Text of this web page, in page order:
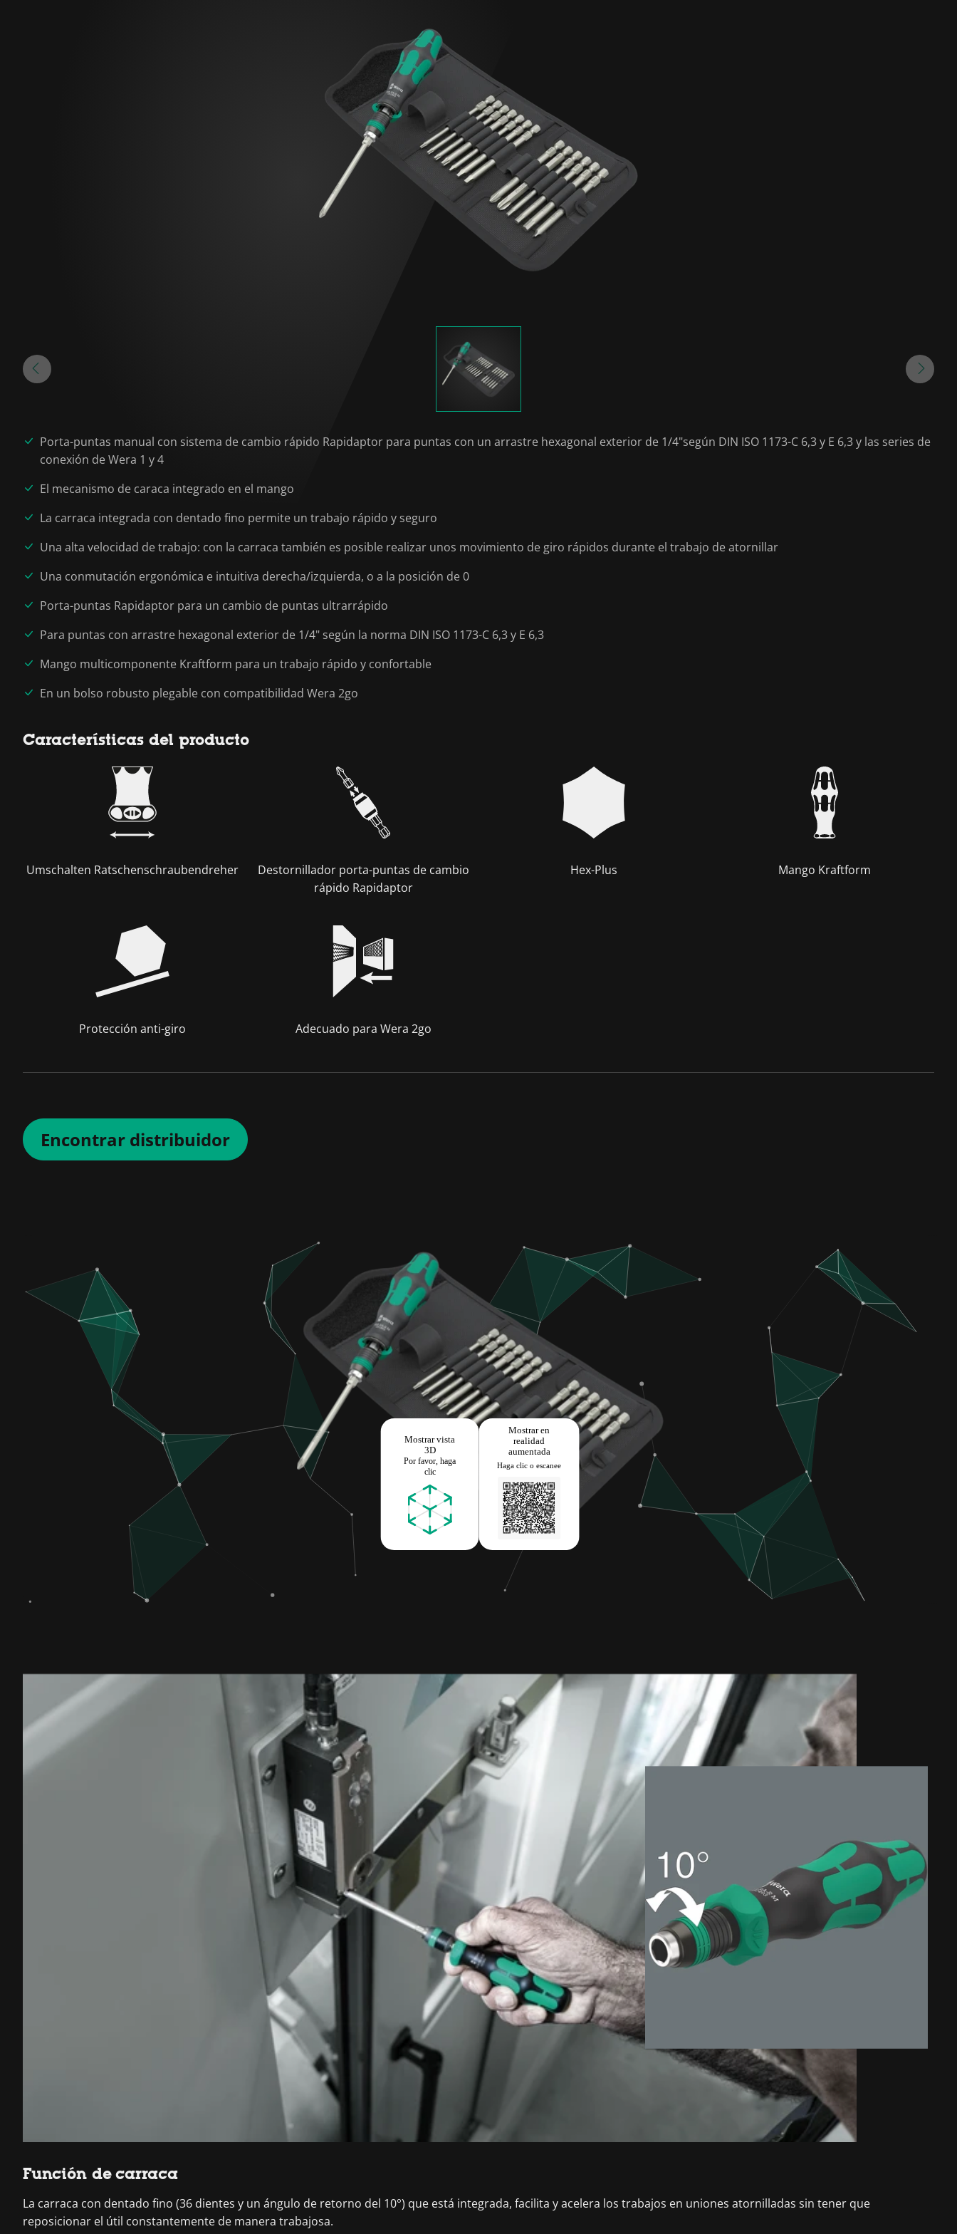
Porta-puntas manual con sistema de cambio rápido Rapidaptor para puntas con un arrastre hexagonal exterior de 1/4"según DIN ISO 1173-C 6,3 y E 6,3 y las series de
conexión de Wera 1 y 4
El mecanismo de caraca integrado en el mango
La carraca integrada con dentado fino permite un trabajo rápido y seguro
Una alta velocidad de trabajo: con la carraca también es posible realizar unos movimiento de giro rápidos durante el trabajo de atornillar
Una conmutación ergonómica e intuitiva derecha/izquierda, o a la posición de 0
Porta-puntas Rapidaptor para un cambio de puntas ultrarrápido
Para puntas con arrastre hexagonal exterior de 1/4" según la norma DIN ISO 1173-C 6,3 y E 6,3
Mango multicomponente Kraftform para un trabajo rápido y confortable
En un bolso robusto plegable con compatibilidad Wera 2go
Características del producto
Umschalten Ratschenschraubendreher
Destornillador porta-puntas de cambio
rápido Rapidaptor
Hex-Plus Mango Kraftform
Protección anti-giro Adecuado para Wera 2go
Encontrar distribuidor
Función de carraca
La carraca con dentado fino (36 dientes y un ángulo de retorno del 10°) que está integrada, facilita y acelera los trabajos en uniones atornilladas sin tener que
reposicionar el útil constantemente de manera trabajosa.